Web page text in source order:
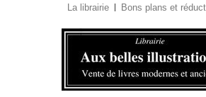
La librairie Bons plans et